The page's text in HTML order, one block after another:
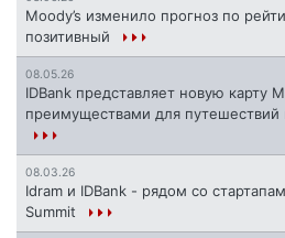
Moody’s изменило прогноз по
позитивный
08.05.26
IDBank представляет новую карту
преимуществами для путешествий
08.03.26
Idram и IDBank - рядом со
Summit